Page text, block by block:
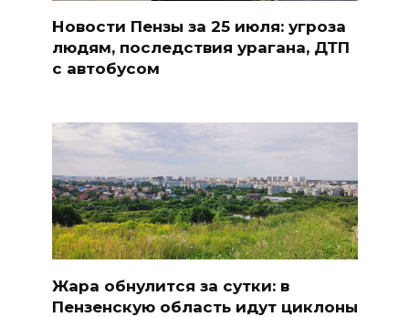
Новости Пензы за 25 июля: угроза
людям, последствия урагана, ДТП
с автобусом
Жара обнулится за сутки: в
Пензенскую область идут циклоны